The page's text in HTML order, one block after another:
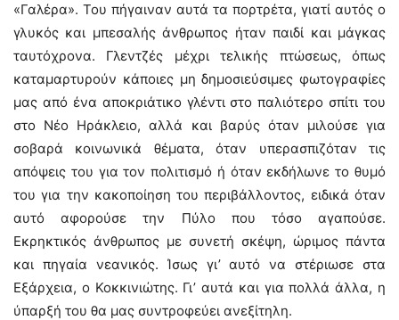
«Γαλέρα». Του πήγαιναν αυτά τα πορτρέτα, γιατί αυτός ο
γλυκός και μπεσαλής άνθρωπος ήταν παιδί και μάγκας
ταυτόχρονα. Γλεντζές μέχρι τελικής πτώσεως, όπως
καταμαρτυρούν κάποιες μη δημοσιεύσιμες φωτογραφίες
μας από ένα αποκριάτικο γλέντι στο παλιότερο σπίτι του
στο Νέο Ηράκλειο, αλλά και βαρύς όταν μιλούσε για
σοβαρά κοινωνικά θέματα, όταν υπερασπιζόταν τις
απόψεις του για τον πολιτισμό ή όταν εκδήλωνε το θυμό
του για την κακοποίηση του περιβάλλοντος, ειδικά όταν
αυτό αφορούσε την Πύλο που τόσο αγαπούσε.
Εκρηκτικός άνθρωπος με συνετή σκέψη, ώριμος πάντα
και πηγαία νεανικός. Ίσως γι’ αυτό να στέριωσε στα
Εξάρχεια, ο Κοκκινιώτης. Γι’ αυτά και για πολλά άλλα, η
ύπαρξή του θα μας συντροφεύει ανεξίτηλη.